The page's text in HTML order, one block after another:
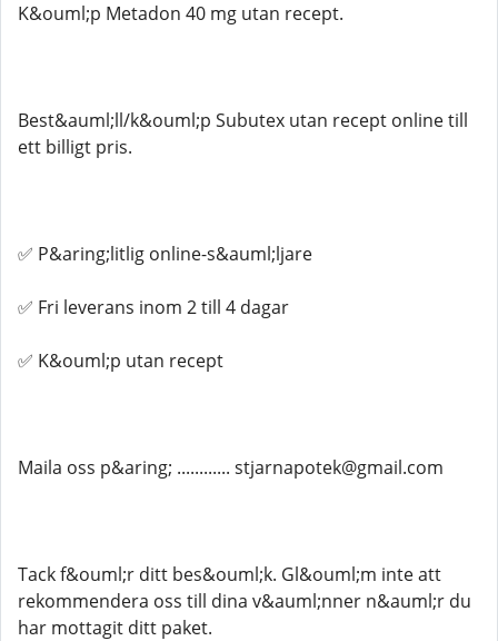
K&ouml;p Metadon 40 mg utan recept.
Best&auml;ll/k&ouml;p Subutex utan recept online till
ett billigt pris.
✅ P&aring;litlig online-s&auml;ljare
✅ Fri leverans inom 2 till 4 dagar
✅ K&ouml;p utan recept
Maila oss p&aring; ............ stjarnapotek@gmail.com
Tack f&ouml;r ditt bes&ouml;k. Gl&ouml;m inte att
rekommendera oss till dina v&auml;nner n&auml;r du
har mottagit ditt paket.